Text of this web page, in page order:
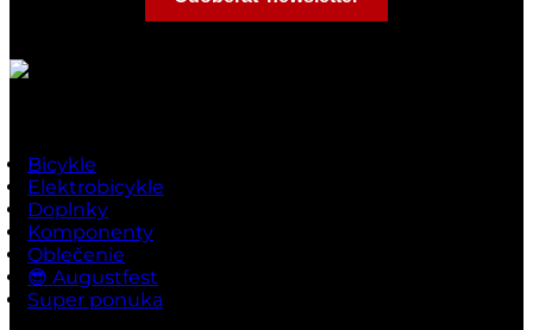
Bicykle
Elektrobicykle
Doplnky
Komponenty
Oblečenie
😎 Augustfest
Super ponuka